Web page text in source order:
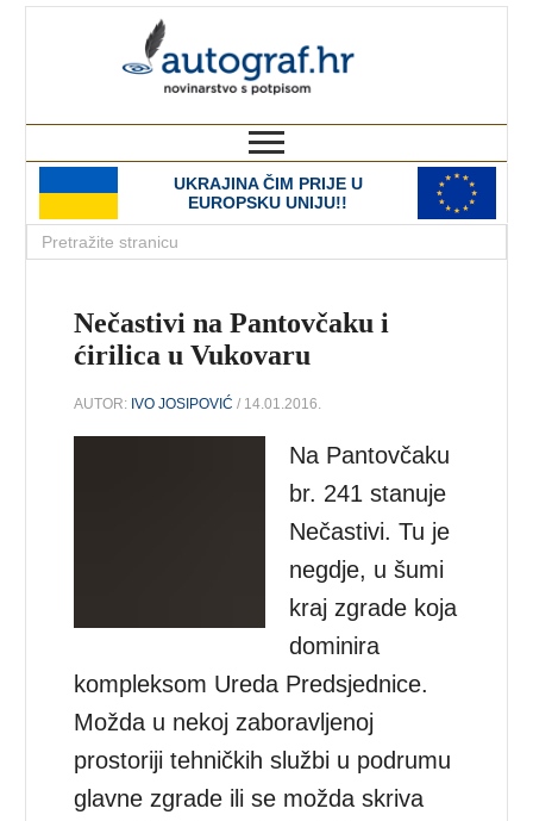
UKRAJINA ČIM PRIJE U
EUROPSKU UNIJU!!
Nečastivi na Pantovčaku i
ćirilica u Vukovaru
AUTOR: IVO JOSIPOVIĆ / 14.01.2016.
Na Pantovčaku
br. 241 stanuje
Nečastivi. Tu je
negdje, u šumi
kraj zgrade koja
dominira
kompleksom Ureda Predsjednice.
Možda u nekoj zaboravljenoj
prostoriji tehničkih službi u podrumu
glavne zgrade ili se možda skriva